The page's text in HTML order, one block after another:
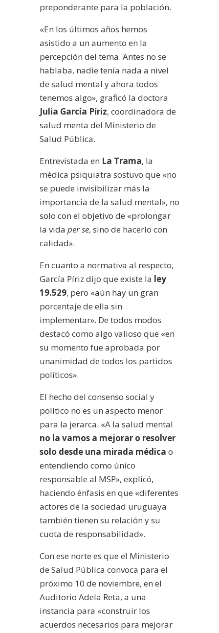
preponderante para la población.
«En los últimos años hemos
asistido a un aumento en la
percepción del tema. Antes no se
hablaba, nadie tenía nada a nivel
de salud mental y ahora todos
tenemos algo», graficó la doctora
Julia García Píriz, coordinadora de
salud menta del Ministerio de
Salud Pública.
Entrevistada en La Trama, la
médica psiquiatra sostuvo que «no
se puede invisibilizar más la
importancia de la salud mental», no
solo con el objetivo de «prolongar
la vida per se, sino de hacerlo con
calidad».
En cuanto a normativa al respecto,
García Píriz dijo que existe la ley
19.529, pero «aún hay un gran
porcentaje de ella sin
implementar». De todos modos
destacó como algo valioso que «en
su momento fue aprobada por
unanimidad de todos los partidos
políticos».
El hecho del consenso social y
político no es un aspecto menor
para la jerarca. «A la salud mental
no la vamos a mejorar o resolver
solo desde una mirada médica o
entendiendo como único
responsable al MSP», explicó,
haciendo énfasis en que «diferentes
actores de la sociedad uruguaya
también tienen su relación y su
cuota de responsabilidad».
Con ese norte es que el Ministerio
de Salud Pública convoca para el
próximo 10 de noviembre, en el
Auditorio Adela Reta, a una
instancia para «construir los
acuerdos necesarios para mejorar